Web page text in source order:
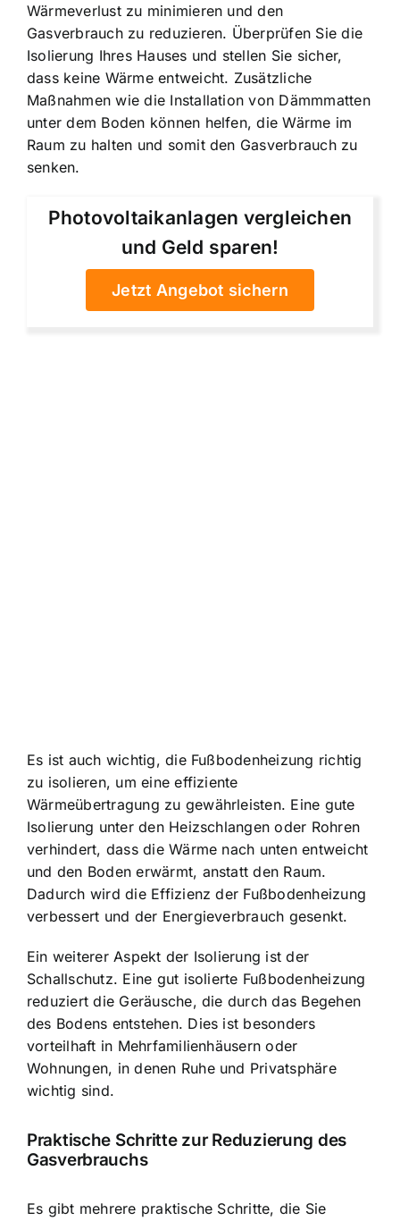
Wärmeverlust zu minimieren und den
Gasverbrauch zu reduzieren. Überprüfen Sie die
Isolierung Ihres Hauses und stellen Sie sicher,
dass keine Wärme entweicht. Zusätzliche
Maßnahmen wie die Installation von Dämmmatten
unter dem Boden können helfen, die Wärme im
Raum zu halten und somit den Gasverbrauch zu
senken.
Photovoltaikanlagen vergleichen
und Geld sparen!
Jetzt Angebot sichern
Es ist auch wichtig, die Fußbodenheizung richtig
zu isolieren, um eine effiziente
Wärmeübertragung zu gewährleisten. Eine gute
Isolierung unter den Heizschlangen oder Rohren
verhindert, dass die Wärme nach unten entweicht
und den Boden erwärmt, anstatt den Raum.
Dadurch wird die Effizienz der Fußbodenheizung
verbessert und der Energieverbrauch gesenkt.
Ein weiterer Aspekt der Isolierung ist der
Schallschutz. Eine gut isolierte Fußbodenheizung
reduziert die Geräusche, die durch das Begehen
des Bodens entstehen. Dies ist besonders
vorteilhaft in Mehrfamilienhäusern oder
Wohnungen, in denen Ruhe und Privatsphäre
wichtig sind.
Praktische Schritte zur Reduzierung des
Gasverbrauchs
Es gibt mehrere praktische Schritte, die Sie